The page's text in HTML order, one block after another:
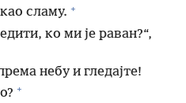
сламу. +
ко ми је раван?“,
небу и гледајте!
+